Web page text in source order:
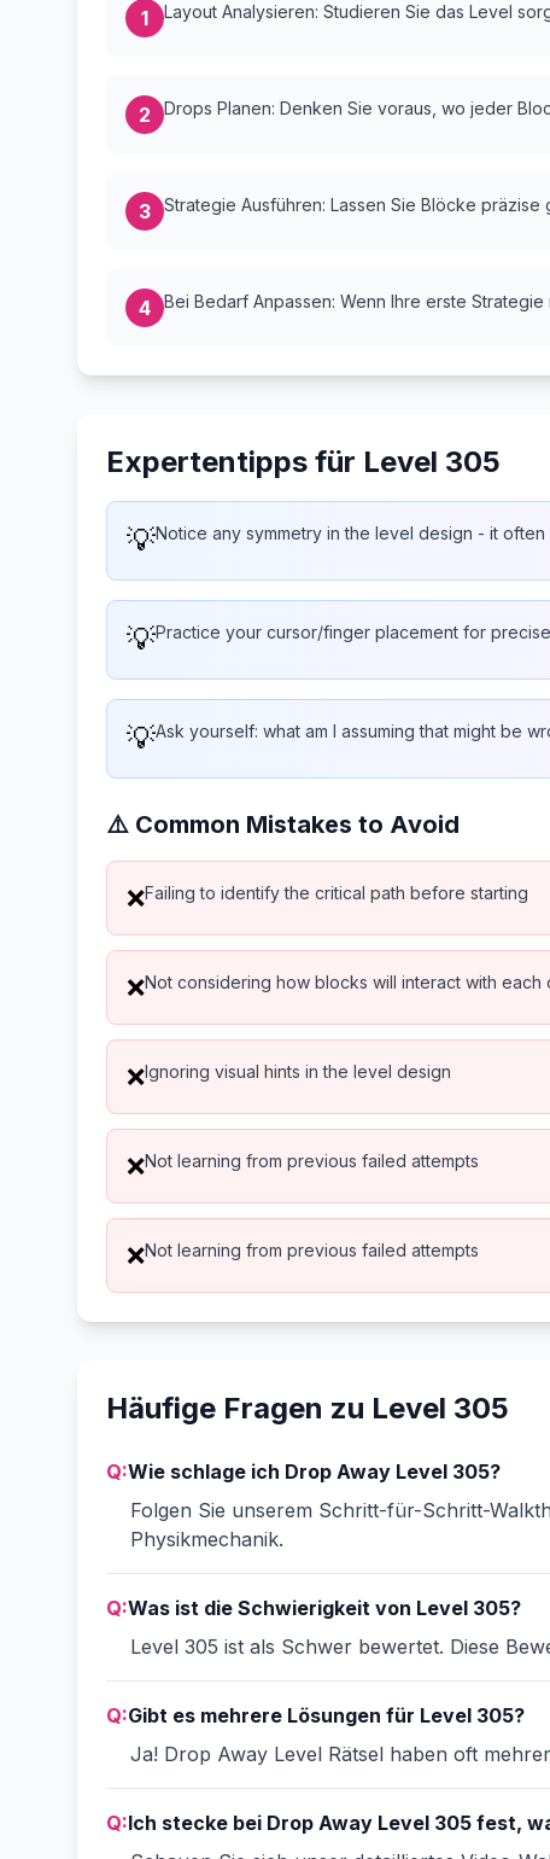
1 Layout Analysieren: Studieren Sie das Level
2 Drops Planen: Denken Sie voraus, wo jeder
3 Strategie Ausführen: Lassen Sie Blöcke
4 Bei Bedarf Anpassen: Wenn Ihre erste
Expertentipps für Level 305
💡Notice any symmetry in the level design - it often
💡Practice your cursor/finger placement for
💡Ask yourself: what am I assuming that might be
⚠️ Common Mistakes to Avoid
❌Failing to identify the critical path before starting
❌Not considering how blocks will interact with each
❌Ignoring visual hints in the level design
❌Not learning from previous failed attempts
❌Not learning from previous failed attempts
Häufige Fragen zu Level 305
Q:Wie schlage ich Drop Away Level 305?
Folgen Sie unserem Schritt-für-Schritt-
Physikmechanik.
Q:Was ist die Schwierigkeit von Level 305?
Level 305 ist als Schwer bewertet. Diese
Q:Gibt es mehrere Lösungen für Level 305?
Ja! Drop Away Level Rätsel haben oft
Q:Ich stecke bei Drop Away Level 305 fest,